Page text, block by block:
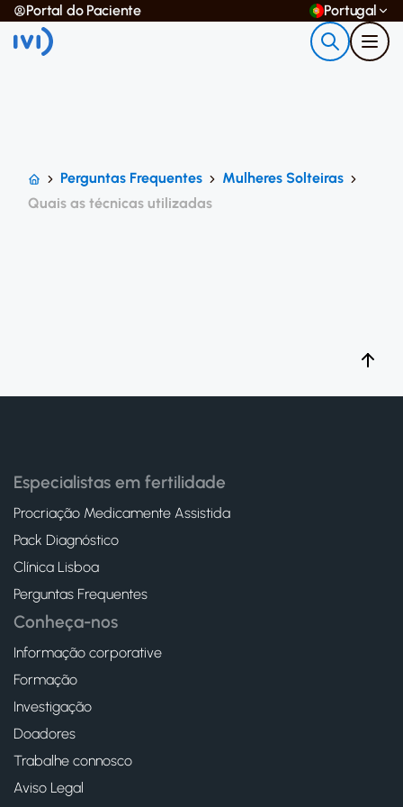
Portal do Paciente Portugal
Perguntas Frequentes
Mulheres Solteiras
Quais as técnicas utilizadas
Especialistas em fertilidade
Procriação Medicamente Assistida
Pack Diagnóstico
Clínica Lisboa
Perguntas Frequentes
Conheça-nos
Informação corporative
Formação
Investigação
Doadores
Trabalhe connosco
Aviso Legal